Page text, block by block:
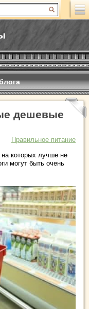
дешевые
Правильное питание
на которых лучше не
могут быть очень